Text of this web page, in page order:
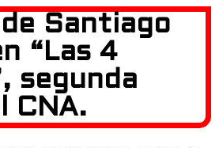
Santiago
“Las 4
segunda
CNA.